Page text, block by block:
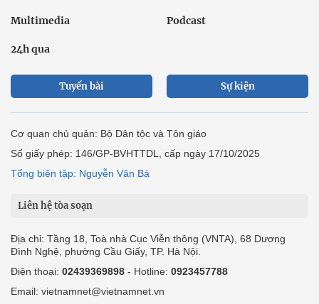
Multimedia Podcast
24h qua
Tuyến bài Sự kiện
Cơ quan chủ quản: Bộ Dân tộc và Tôn giáo
Số giấy phép: 146/GP-BVHTTDL, cấp ngày 17/10/2025
Tổng biên tập: Nguyễn Văn Bá
Liên hệ tòa soạn
Địa chỉ: Tầng 18, Toà nhà Cục Viễn thông (VNTA), 68 Dương
Đình Nghệ, phường Cầu Giấy, TP. Hà Nội.
Điện thoại: 02439369898 - Hotline: 0923457788
Email: vietnamnet@vietnamnet.vn